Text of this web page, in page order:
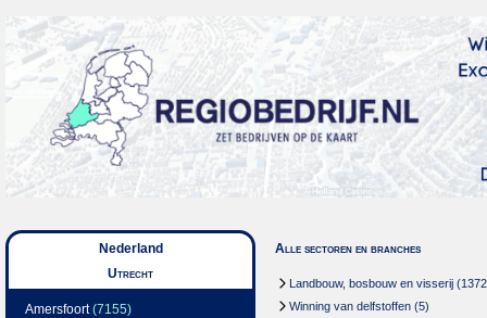
Nederland
Utrecht
Amersfoort(7155)
Alle sectoren en branches
Landbouw, bosbouw en visserij
Winning van delfstoffen (5)